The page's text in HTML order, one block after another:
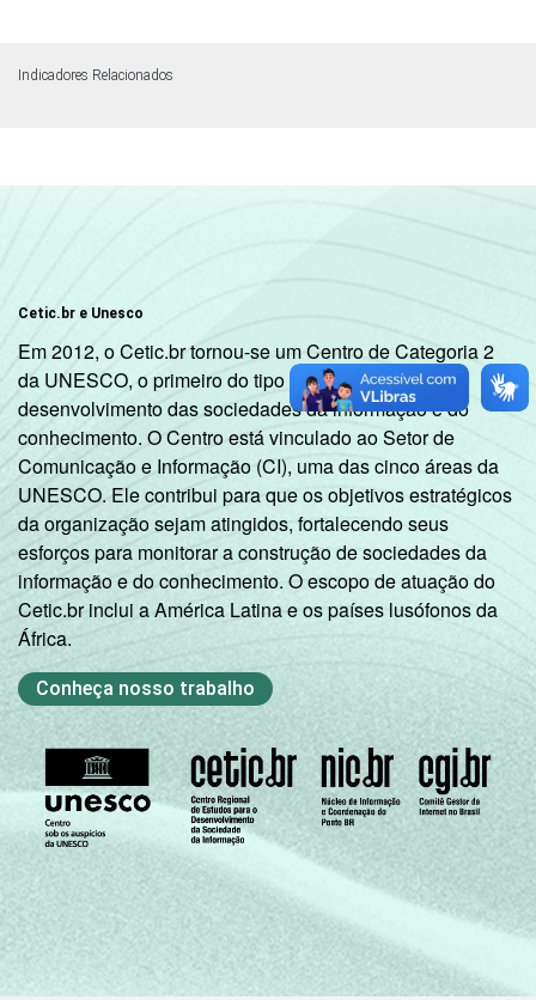
Indicadores Relacionados
Cetic.br e Unesco
Em 2012, o Cetic.br tornou-se um Centro de Categoria 2
da UNESCO, o primeiro do tipo dedicado ao
desenvolvimento das sociedades da informação e do
conhecimento. O Centro está vinculado ao Setor de
Comunicação e Informação (CI), uma das cinco áreas da
UNESCO. Ele contribui para que os objetivos estratégicos
da organização sejam atingidos, fortalecendo seus
esforços para monitorar a construção de sociedades da
informação e do conhecimento. O escopo de atuação do
Cetic.br inclui a América Latina e os países lusófonos da
África.
Conheça nosso trabalho